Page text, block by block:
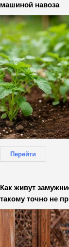
машиной навоза
Перейти
Как живут
такому точно не